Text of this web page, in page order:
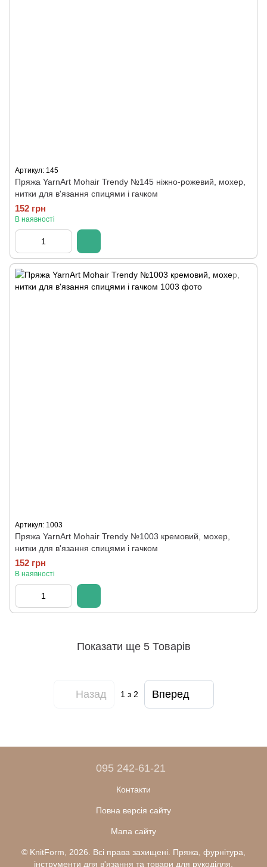
Артикул: 145
Пряжа YarnArt Mohair Trendy №145 ніжно-рожевий, мохер,
нитки для в'язання спицями і гачком
152 грн
В наявності
Артикул: 1003
Пряжа YarnArt Mohair Trendy №1003 кремовий, мохер,
нитки для в'язання спицями і гачком
152 грн
В наявності
Показати ще 5 Товарів
Назад 1 з 2 Вперед
095 242-61-21
Контакти
Повна версія сайту
Мапа сайту
© KnitForm, 2026. Всі права захищені. Пряжа, фурнітура,
інструменти для в'язання та товари для рукоділля.